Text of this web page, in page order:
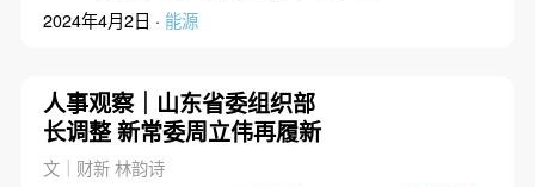
2024年4月2日 · 能源
人事观察｜山东省委组织部
长调整 新常委周立伟再履新
文｜财新 林韵诗